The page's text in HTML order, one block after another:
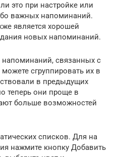
это при настройке или
важных напоминаний.
является хорошей
новых напоминаний.
напоминаний, связанных с
сгруппировать их в
в предыдущих
теперь они проще в
больше возможностей
списков. Для на
нажмите кнопку Добавить